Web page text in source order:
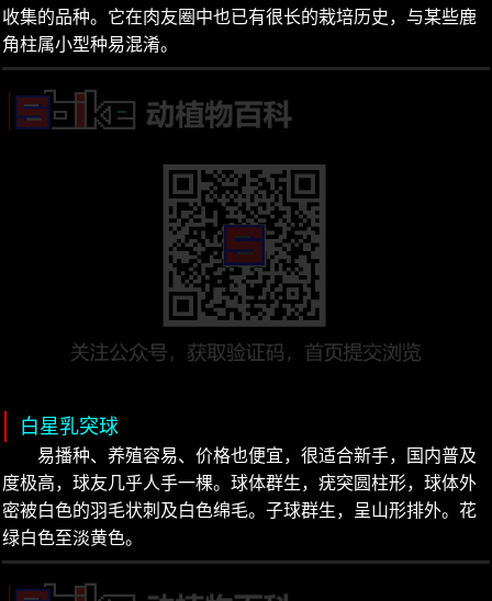
收集的品种。它在肉友圈中也已有很长的栽培历史，与某些鹿
角柱属小型种易混淆。
白星乳突球
易播种、养殖容易、价格也便宜，很适合新手，国内普及
度极高，球友几乎人手一棵。球体群生，疣突圆柱形，球体外
密被白色的羽毛状刺及白色绵毛。子球群生，呈山形排外。花
绿白色至淡黄色。